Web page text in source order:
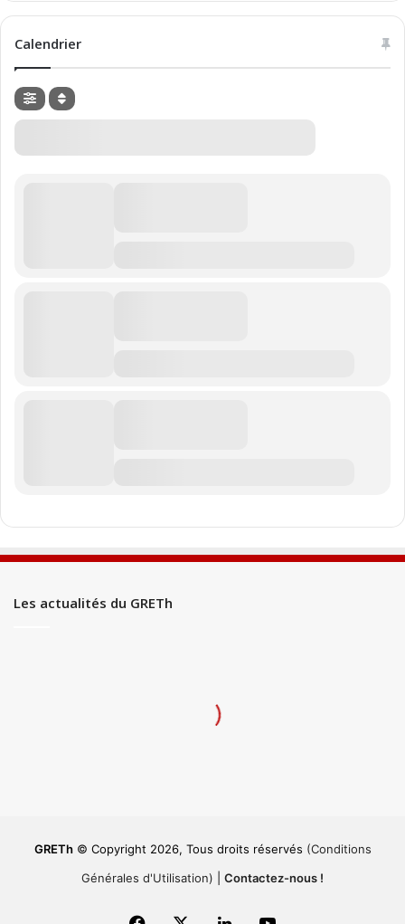
Calendrier
Les actualités du GRETh
GRETh© Copyright 2026, Tous droits réservés (Conditions
Générales d'Utilisation)
Contactez-nous !